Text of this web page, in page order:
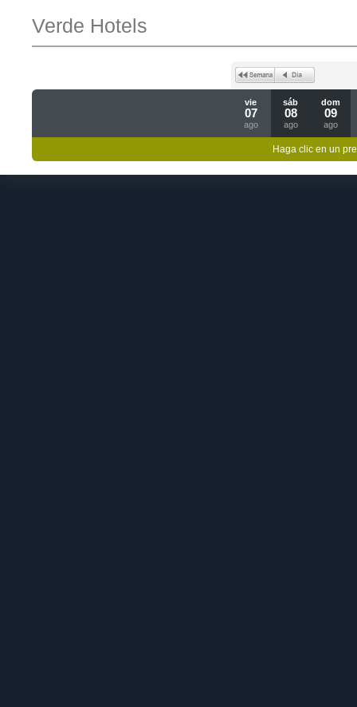
Verde Hotels
vie
07
ago
sáb
08
ago
dom
09
ago
Haga clic en un